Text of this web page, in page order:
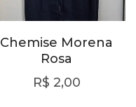
Chemise Morena
Rosa
R$ 2,00